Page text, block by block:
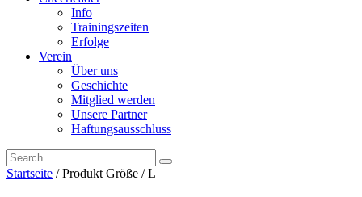
Info
Trainingszeiten
Erfolge
Verein
Über uns
Geschichte
Mitglied werden
Unsere Partner
Haftungsausschluss
Startseite / Produkt Größe / L